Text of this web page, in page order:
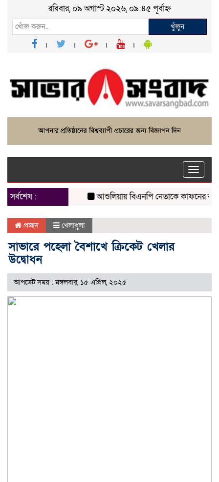
রবিবার, ০৯ অগাস্ট ২০২৬, ০৯:৪৫ পূর্বাহ্ন
খুঁজুন
Toggle
সর্বশেষ :
আশুলিয়ায় বিএনপি নেতাকে কাফনের কাপড়
প্রচ্ছদ খেলাধুলা
সাভারে পহেলা বৈশাখে ক্রিকেট খেলার
উদ্বোধন
আপডেট সময় : মঙ্গলবার, ১৫ এপ্রিল, ২০২৫